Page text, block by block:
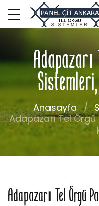
Adapazarı
Anasayfa
Adapazarı Tel
Adapazarı Tel Örgü